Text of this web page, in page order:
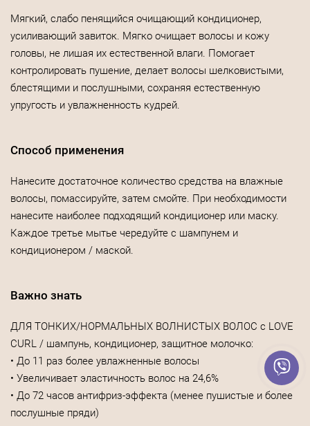
Мягкий, слабо пенящийся очищающий кондиционер,
усиливающий завиток. Мягко очищает волосы и кожу
головы, не лишая их естественной влаги. Помогает
контролировать пушение, делает волосы шелковистыми,
блестящими и послушными, сохраняя естественную
упругость и увлажненность кудрей.
Способ применения
Нанесите достаточное количество средства на влажные
волосы, помассируйте, затем смойте. При необходимости
нанесите наиболее подходящий кондиционер или маску.
Каждое третье мытье чередуйте с шампунем и
кондиционером / маской.
Важно знать
ДЛЯ ТОНКИХ/НОРМАЛЬНЫХ ВОЛНИСТЫХ ВОЛОС с LOVE
CURL / шампунь, кондиционер, защитное молочко:
• До 11 раз более увлажненные волосы
• Увеличивает эластичность волос на 24,6%
• До 72 часов антифриз-эффекта (менее пушистые и более
послушные пряди)